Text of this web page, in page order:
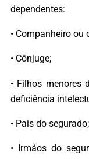
dependentes:
• Companheiro ou
• Cônjuge;
• Filhos menores
deficiência
• Pais do segurado;
• Irmãos do